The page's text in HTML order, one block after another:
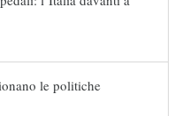
le politiche